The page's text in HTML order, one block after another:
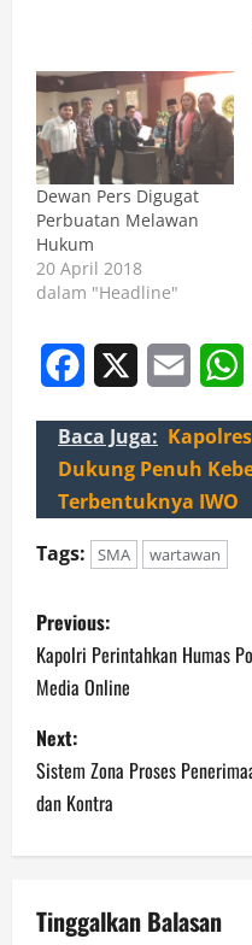
Dewan Pers Digugat
Perbuatan Melawan
Hukum
20 April 2018
dalam "Headline"
Facebook Email
Baca Juga:
Dukung Penuh
Terbentuknya IWO
Tags:
SMA wartawan
P
o
s
t
n
a
v
Previous:
Kapolri Perintahkan Humas
Media Online
Next:
Sistem Zona Proses
dan Kontra
Tinggalkan Balasan